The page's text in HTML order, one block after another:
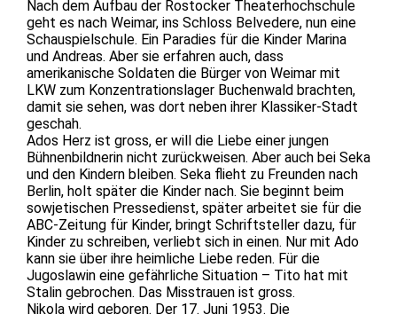
Nach dem Aufbau der Rostocker Theaterhochschule
geht es nach Weimar, ins Schloss Belvedere, nun eine
Schauspielschule. Ein Paradies für die Kinder Marina
und Andreas. Aber sie erfahren auch, dass
amerikanische Soldaten die Bürger von Weimar mit
LKW zum Konzentrationslager Buchenwald brachten,
damit sie sehen, was dort neben ihrer Klassiker-Stadt
geschah.
Ados Herz ist gross, er will die Liebe einer jungen
Bühnenbildnerin nicht zurückweisen. Aber auch bei Seka
und den Kindern bleiben. Seka flieht zu Freunden nach
Berlin, holt später die Kinder nach. Sie beginnt beim
sowjetischen Pressedienst, später arbeitet sie für die
ABC-Zeitung für Kinder, bringt Schriftsteller dazu, für
Kinder zu schreiben, verliebt sich in einen. Nur mit Ado
kann sie über ihre heimliche Liebe reden. Für die
Jugoslawin eine gefährliche Situation – Tito hat mit
Stalin gebrochen. Das Misstrauen ist gross.
Nikola wird geboren. Der 17. Juni 1953. Die